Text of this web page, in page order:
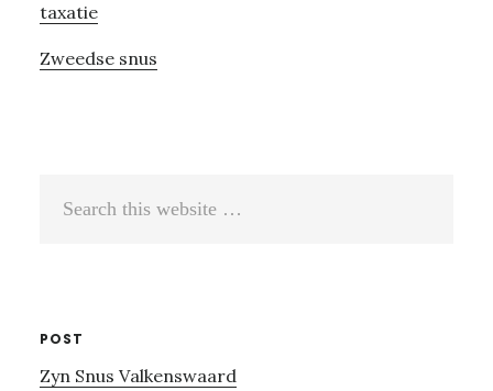
taxatie
Zweedse snus
POST
Zyn Snus Valkenswaard